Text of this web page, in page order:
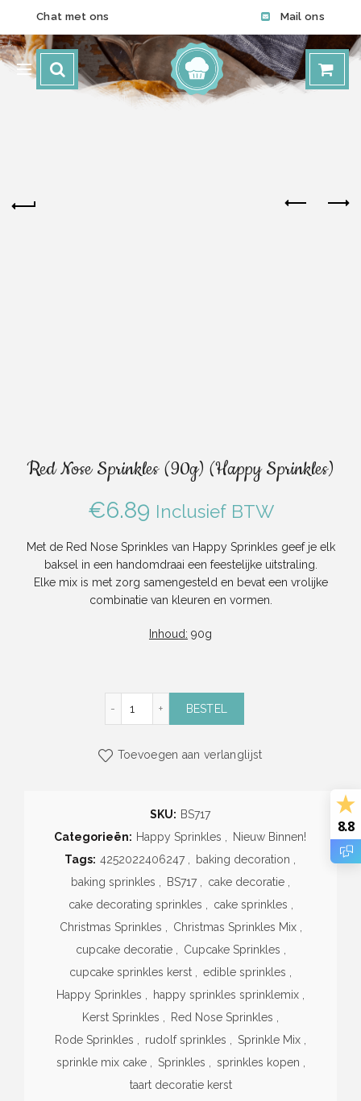
Chat met ons Mail ons
Red Nose Sprinkles (90g) (Happy Sprinkles)
€6.89 Inclusief BTW
Met de Red Nose Sprinkles van Happy Sprinkles geef je elk
baksel in een handomdraai een feestelijke uitstraling.
Elke mix is met zorg samengesteld en bevat een vrolijke
combinatie van kleuren en vormen.
Inhoud: 90g
BESTEL
Toevoegen aan verlanglijst
SKU: BS717
Categorieën: Happy Sprinkles
Nieuw Binnen!
Tags: 4252022406247 baking decoration
baking sprinkles
BS717 cake decoratie
cake decorating sprinkles
cake sprinkles
Christmas Sprinkles
Christmas Sprinkles Mix
cupcake decoratie
Cupcake Sprinkles
cupcake sprinkles kerst
edible sprinkles
Happy Sprinkles
happy sprinkles sprinklemix
Kerst Sprinkles
Red Nose Sprinkles
Rode Sprinkles
rudolf sprinkles Sprinkle Mix
sprinkle mix cake
Sprinkles sprinkles kopen
taart decoratie kerst
8.8